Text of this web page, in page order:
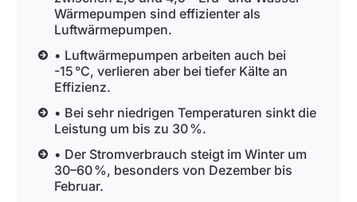
Wärmepumpen sind effizienter als
Luftwärmepumpen.
• Luftwärmepumpen arbeiten auch bei
-15 °C, verlieren aber bei tiefer Kälte an
Effizienz.
• Bei sehr niedrigen Temperaturen sinkt die
Leistung um bis zu 30 %.
• Der Stromverbrauch steigt im Winter um
30–60 %, besonders von Dezember bis
Februar.